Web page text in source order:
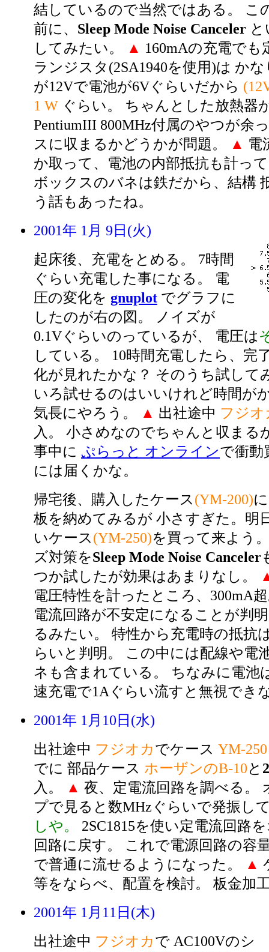
結しているので当然ではある。 こ
前に、 Sleep Mode Noise Canceler
してみたい。
▲ 160mAの充電でも
ランジスタ(2SA1940を使用)は か
が12Vで電池が6Vぐらいだから
1 W ぐらい。 ちゃんとした放熱器
PentiumIII 800MHz付属のやつが余
スに収まるかどうかが問題。
▲ 電
か取って、電池の内部抵抗も計っ
ボックスのバネは鉄だから、結構
う話もあったね。
2001年 1月 9日(火)
起床後、充電をとめる。 7時間
ぐらい充電した事になる。 電
圧の変化を gnuplot でグラフに
したのが右の図。 ノイズが
0.1Vぐらいのっているが、 電圧は
している。 10時間充電したら、完
化が見れたかな？ そのうち試して
いろ試せるのはいいけれど時間が
気長にやろう。
▲ 出社途中 フジオ
入。 小さめなのでちゃんと収まる
事中に ぷらっと オンラインで衝動
には届くかな。
帰宅後、購入したケース(YM-200)
板を納めてみるが 小さすぎた。明
いケース(YM-250)を買って来よう
ズ対策をSleep Mode Noise Canceler
つか試したが効果はあまりなし。
電圧特性を計ったところ、300mA
電流回路が不安定になることが判
るみたい。 特性から充電時の抵抗
らいと判明。 この中には配線や電
ネも含まれている。 ちなみに電池
速充電で1Aぐらい流すと無視でき
2001年 1月10日(水)
出社途中 フジオカでケース YM-250
でに 部品ケース ホーザンのB-10と
入。
▲ 夜、定電流回路を調べる。
プで見ると数MHzぐらいで発振し
しや。
2SC1815を使い定電流回路
回路に戻す。 これで電源回路の容
で普通に流せるようになった。
▲
等をならべ、配置を検討。 板金加
2001年 1月11日(木)
出社途中 フジオカで AC100Vのシ